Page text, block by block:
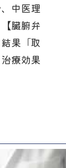
中医理
臓腑弁
果「取
療効果